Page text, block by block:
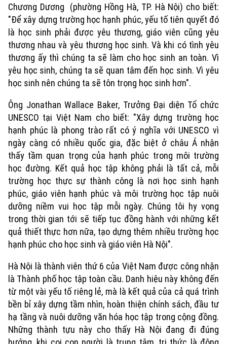
Chương Dương (phường Hồng Hà, TP. Hà Nội) cho biết:
"Để xây dựng trường học hạnh phúc, yếu tố tiên quyết đó
là học sinh phải được yêu thương, giáo viên cũng yêu
thương nhau và yêu thương học sinh. Và khi có tình yêu
thương ấy thì chúng ta sẽ làm cho học sinh an toàn. Vì
yêu học sinh, chúng ta sẽ quan tâm đến học sinh. Vì yêu
học sinh nên chúng ta sẽ tôn trọng học sinh hơn".
Ông Jonathan Wallace Baker, Trưởng Đại diện Tổ chức
UNESCO tại Việt Nam cho biết: "Xây dựng trường học
hạnh phúc là phong trào rất có ý nghĩa với UNESCO vì
ngày càng có nhiều quốc gia, đặc biệt ở châu Á nhận
thấy tầm quan trọng của hạnh phúc trong môi trường
học đường. Kết quả học tập không phải là tất cả, mỗi
trường học thực sự thành công là nơi học sinh hạnh
phúc, giáo viên hạnh phúc và môi trường học tập nuôi
dưỡng niềm vui học tập mỗi ngày. Chúng tôi hy vọng
trong thời gian tới sẽ tiếp tục đồng hành với những kết
quả thiết thực hơn nữa, tạo dựng thêm nhiều trường học
hạnh phúc cho học sinh và giáo viên Hà Nội".
Hà Nội là thành viên thứ 6 của Việt Nam được công nhận
là Thành phố học tập toàn cầu. Danh hiệu này không đến
từ một vài yếu tố riêng lẻ, mà là kết quả của cả quá trình
bền bỉ xây dựng tầm nhìn, hoàn thiện chính sách, đầu tư
hạ tầng và nuôi dưỡng văn hóa học tập trong cộng đồng.
Những thành tựu này cho thấy Hà Nội đang đi đúng